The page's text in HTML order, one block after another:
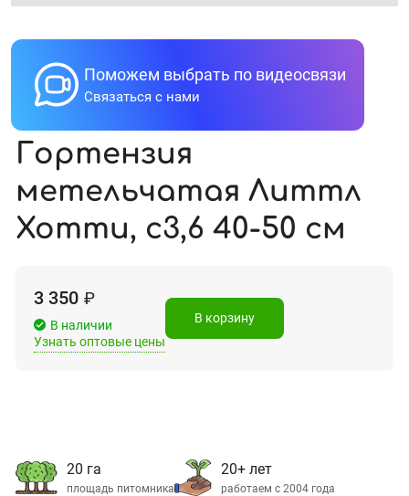
Поможем выбрать по видеосвязи
Связаться с нами
Гортензия
метельчатая Литтл
Хотти, с3,6 40-50 cм
3 350 ₽
В наличии
Узнать оптовые цены
В корзину
20 га
площадь питомника
20+ лет
работаем с 2004 года